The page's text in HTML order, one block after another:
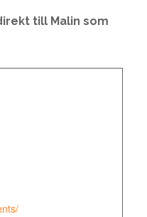
till Malin som